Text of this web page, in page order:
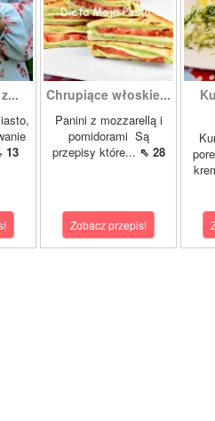
13
Chrupiące włoskie...
Panini z mozzarellą i
pomidorami Są
przepisy które... ⇖ 28
Zobacz przepis!